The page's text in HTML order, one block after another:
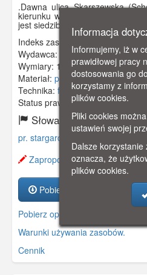
.Dawna ulica Skarszewska
kierunku wschodnim. W
jest siedziba policji, w następnym
Indeks zasobu:
GSP00169
Wydawca:
E. Schultz, Pr.
Wymiary: 137 x 90 mm
Materiał: pocztówka
Technika: fotografia czarno-biała
Status prawny:Użycie
Słowa kluczowe:
pr. stargard
Zaproponuj zmianę opisu.
Pobierz zasób
Pobierz opis
Warunki używania zasobów.
Cennik
Informacja
Informujemy, iż w
prawidłowej pracy
dostosowania go
korzystamy z
plików cookies.
Pliki cookies
ustawień swojej
Dalsze
oznacza, że
plików cookies.